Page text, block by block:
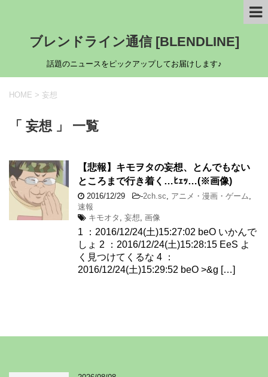
ブレンドライン通信 [BLENDLINE]
話題のニュースをピックアップしてお届けします♪
HOME > 妄想
「 妄想 」 一覧
【悲報】キモヲタの妄想、とんでもない
ところまで行き着く…ﾋｪｯ…(※画像)
2016/12/29 -2ch.sc アニメ・漫画・ゲーム
速報
キモオタ
妄想 画像
1 ：2016/12/24(土)15:27:02 beO いかんで
しょ 2 ：2016/12/24(土)15:28:15 EeS よ
く見つけてくるな 4 ：
2016/12/24(土)15:29:52 beO >&g […]